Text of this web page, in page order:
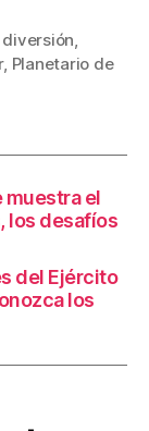
diversión
, Planetario de
muestra el
los desafíos
del Ejército
los